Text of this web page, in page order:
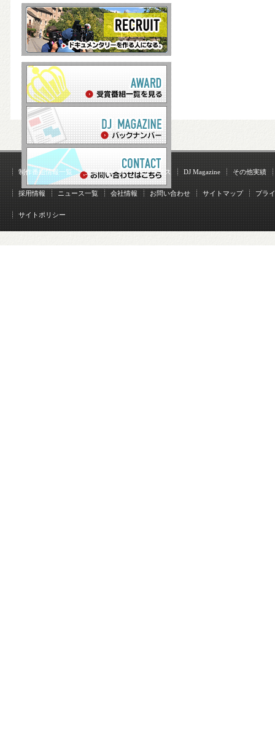
制作番組情報一覧 受賞番組一覧 トピックス DJ Magazine その他実績
採用情報 ニュース一覧 会社情報 お問い合わせ サイトマップ プラ
サイトポリシー